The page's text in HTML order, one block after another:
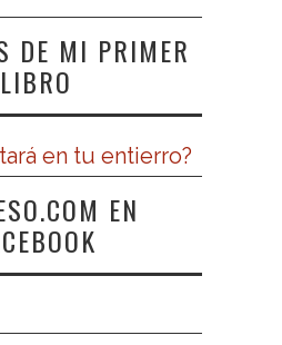
DE MI PRIMER
LIBRO
EN